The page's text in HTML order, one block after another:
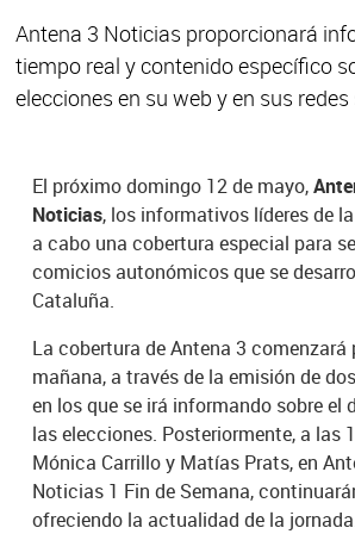
Antena 3 Noticias proporcionará
tiempo real y contenido específico
elecciones en su web y en sus
El próximo domingo 12 de mayo,
Noticias, los informativos líderes de la
a cabo una cobertura especial para
comicios autonómicos que se
Cataluña.
La cobertura de Antena 3 comenzará
mañana, a través de la emisión de
en los que se irá informando sobre el
las elecciones. Posteriormente, a las
Mónica Carrillo y Matías Prats, en
Noticias 1 Fin de Semana,
ofreciendo la actualidad de la